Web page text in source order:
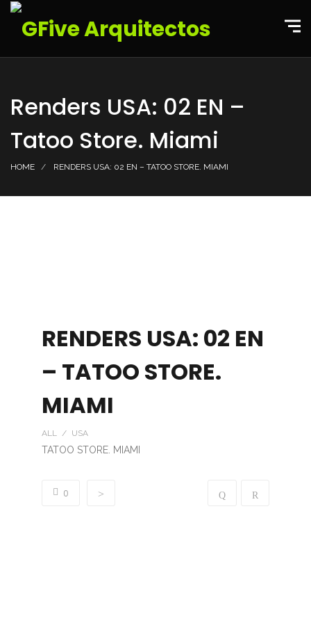
Renders USA: 02 EN –
Tatoo Store. Miami
HOME RENDERS USA: 02 EN – TATOO STORE. MIAMI
RENDERS USA: 02 EN
– TATOO STORE.
MIAMI
ALL / USA
TATOO STORE. MIAMI
0